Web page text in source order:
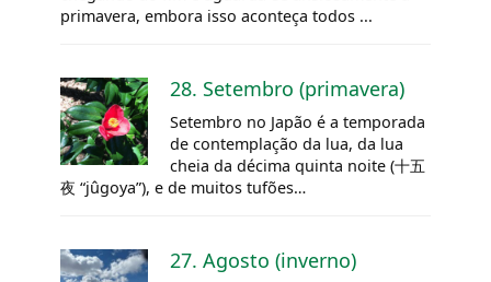
primavera, embora isso aconteça todos ...
28. Setembro (primavera)
Setembro no Japão é a temporada
de contemplação da lua, da lua
cheia da décima quinta noite (十五
夜 “jûgoya”), e de muitos tufões…
27. Agosto (inverno)